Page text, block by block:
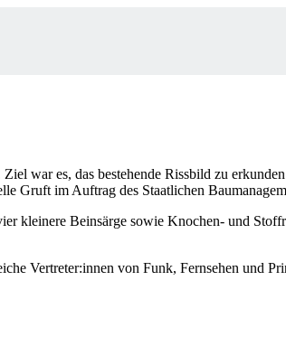
war es, das bestehende Rissbild zu
Gruft im Auftrag des Staatlichen
kleinere Beinsärge sowie Knochen- und
Vertreter:innen von Funk, Fernsehen und